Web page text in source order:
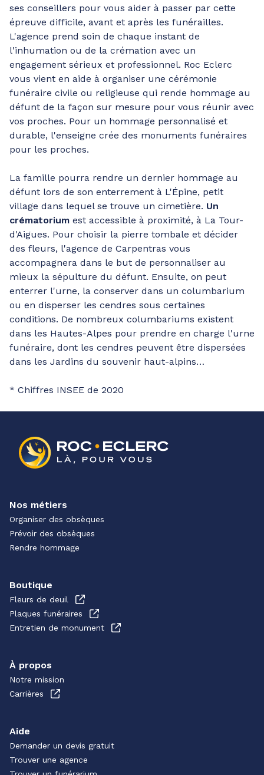
ses conseillers pour vous aider à passer par cette
épreuve difficile, avant et après les funérailles.
L'agence prend soin de chaque instant de
l'inhumation ou de la crémation avec un
engagement sérieux et professionnel. Roc Eclerc
vous vient en aide à organiser une cérémonie
funéraire civile ou religieuse qui rende hommage au
défunt de la façon sur mesure pour vous réunir avec
vos proches. Pour un hommage personnalisé et
durable, l'enseigne crée des monuments funéraires
pour les proches.
La famille pourra rendre un dernier hommage au
défunt lors de son enterrement à L'Épine, petit
village dans lequel se trouve un cimetière. Un
crématorium est accessible à proximité, à La Tour-
d'Aigues. Pour choisir la pierre tombale et décider
des fleurs, l'agence de Carpentras vous
accompagnera dans le but de personnaliser au
mieux la sépulture du défunt. Ensuite, on peut
enterrer l'urne, la conserver dans un columbarium
ou en disperser les cendres sous certaines
conditions. De nombreux columbariums existent
dans les Hautes-Alpes pour prendre en charge l'urne
funéraire, dont les cendres peuvent être dispersées
dans les Jardins du souvenir haut-alpins…
* Chiffres INSEE de 2020
Nos métiers
Organiser des obsèques
Prévoir des obsèques
Rendre hommage
Boutique
Fleurs de deuil
Plaques funéraires
Entretien de monument
À propos
Notre mission
Carrières
Aide
Demander un devis gratuit
Trouver une agence